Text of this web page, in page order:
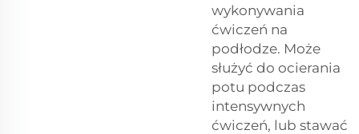
wykonywania
ćwiczeń na
podłodze. Może
służyć do ocierania
potu podczas
intensywnych
ćwiczeń, lub stawać